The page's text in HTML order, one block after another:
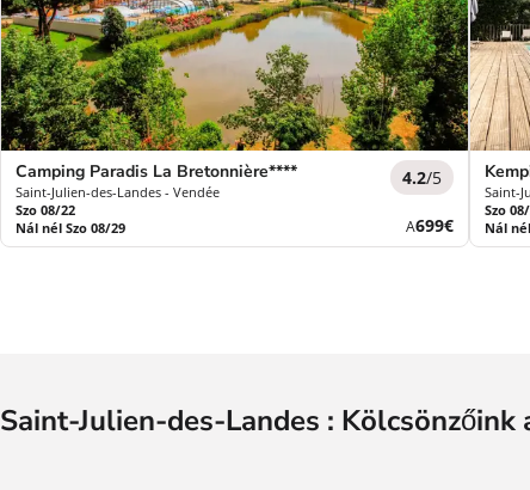
Camping Paradis La Bretonnière****
Saint-Julien-des-Landes - Vendée
4.2/5
Szo 08/22
Nál nél Szo 08/29
AÚj
ár
699€
Saint-
Szo
Nál
Saint-Julien-des-Landes : Kölcsönzőink